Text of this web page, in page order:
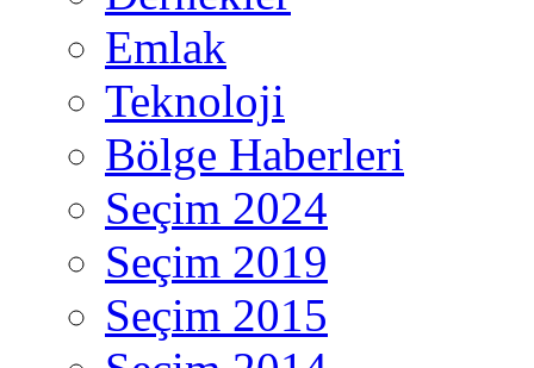
Emlak
Teknoloji
Bölge Haberleri
Seçim 2024
Seçim 2019
Seçim 2015